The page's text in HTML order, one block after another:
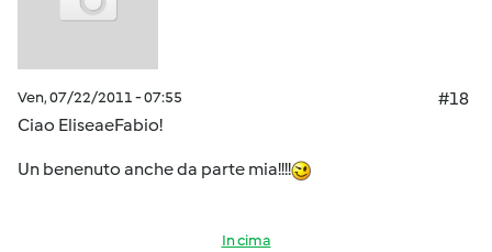
Ven, 07/22/2011 - 07:55
#18
Ciao EliseaeFabio!
Un benenuto anche da parte mia!!!!
In cima